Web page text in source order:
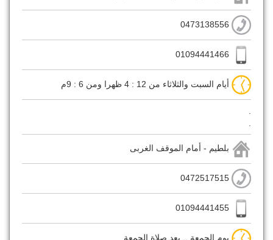
أيام السبت والثلاثاء من 12 : 4 ظهرا ومن 6 : 9م
بلطيم - أمام الموقف الغربى
يوم الجمعة .. بعد صلاة الجمعة